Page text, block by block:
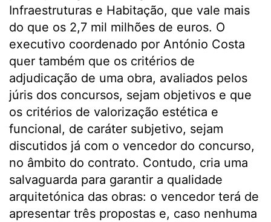
Infraestruturas e Habitação, que vale mais
do que os 2,7 mil milhões de euros. O
executivo coordenado por António Costa
quer também que os critérios de
adjudicação de uma obra, avaliados pelos
júris dos concursos, sejam objetivos e que
os critérios de valorização estética e
funcional, de caráter subjetivo, sejam
discutidos já com o vencedor do concurso,
no âmbito do contrato. Contudo, cria uma
salvaguarda para garantir a qualidade
arquitetónica das obras: o vencedor terá de
apresentar três propostas e, caso nenhuma